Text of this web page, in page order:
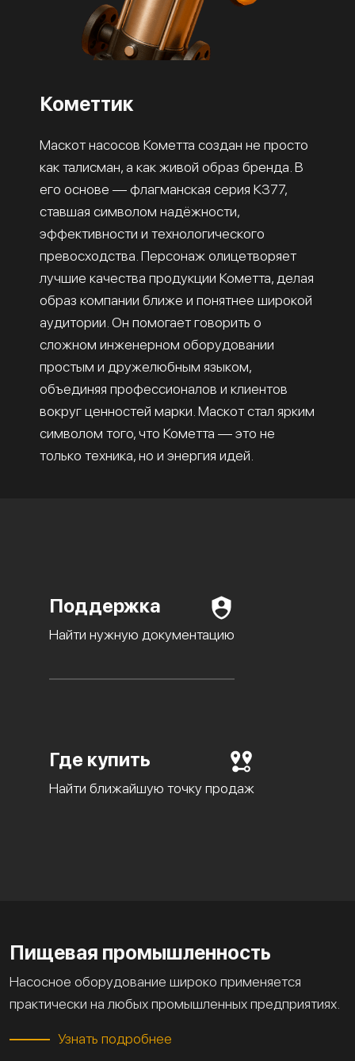
Кометтик
Маскот насосов Кометта создан не просто
как талисман, а как живой образ бренда. В
его основе — флагманская серия К377,
ставшая символом надёжности,
эффективности и технологического
превосходства. Персонаж олицетворяет
лучшие качества продукции Кометта, делая
образ компании ближе и понятнее широкой
аудитории. Он помогает говорить о
сложном инженерном оборудовании
простым и дружелюбным языком,
объединяя профессионалов и клиентов
вокруг ценностей марки. Маскот стал ярким
символом того, что Кометта — это не
только техника, но и энергия идей.
Поддержка
Найти нужную документацию
Где купить
Найти ближайшую точку продаж
Пищевая промышленность
Насосное оборудование широко применяется
практически на любых промышленных предприятиях.
Узнать подробнее